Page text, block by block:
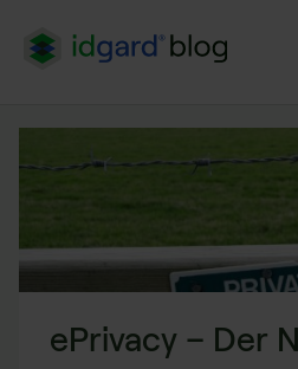
ePrivacy – Der